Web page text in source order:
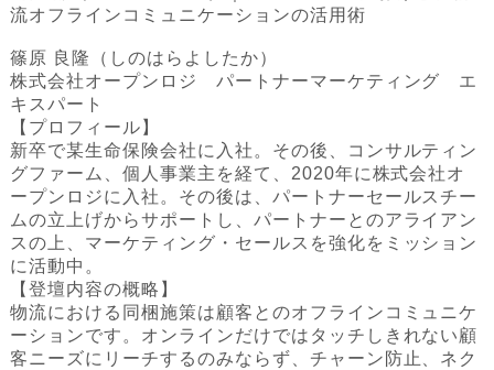
流オフラインコミュニケーションの活用術
篠原 良隆（しのはらよしたか）
株式会社オープンロジ パートナーマーケティング エ
キスパート
‍‍【プロフィール】
新卒で某生命保険会社に入社。その後、コンサルティン
グファーム、個人事業主を経て、2020年に株式会社オ
ープンロジに入社。その後は、パートナーセールスチー
ムの立上げからサポートし、パートナーとのアライアン
スの上、マーケティング・セールスを強化をミッション
に活動中。
【登壇内容の概略】‍
物流における同梱施策は顧客とのオフラインコミュニケ
ーションです。オンラインだけではタッチしきれない顧
客ニーズにリーチするのみならず、チャーン防止、ネク